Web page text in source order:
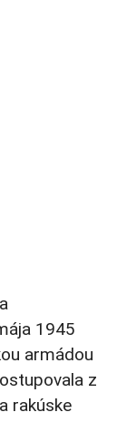
1945
armádou
z
rakúske